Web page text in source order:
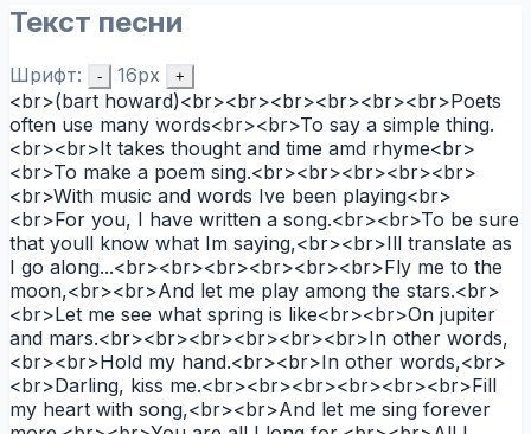
Текст песни
Шрифт: - 16px +
<br>(bart howard)<br><br><br><br><br><br>Poets
often use many words<br><br>To say a simple thing.
<br><br>It takes thought and time amd rhyme<br>
<br>To make a poem sing.<br><br><br><br><br>
<br>With music and words Ive been playing<br>
<br>For you, I have written a song.<br><br>To be sure
that youll know what Im saying,<br><br>Ill translate as
I go along...<br><br><br><br><br><br>Fly me to the
moon,<br><br>And let me play among the stars.<br>
<br>Let me see what spring is like<br><br>On jupiter
and mars.<br><br><br><br><br><br>In other words,
<br><br>Hold my hand.<br><br>In other words,<br>
<br>Darling, kiss me.<br><br><br><br><br><br>Fill
my heart with song,<br><br>And let me sing forever